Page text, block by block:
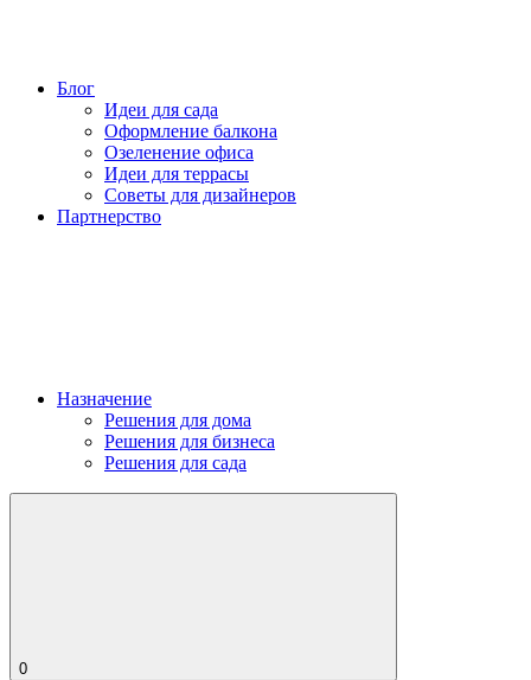
Блог
Идеи для сада
Оформление балкона
Озеленение офиса
Идеи для террасы
Советы для дизайнеров
Партнерство
Назначение
Решения для дома
Решения для бизнеса
Решения для сада
0